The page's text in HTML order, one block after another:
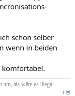
schon selber
wenn in beiden
um, als wäre es illegal.
† 🦉